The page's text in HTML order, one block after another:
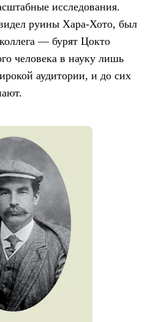
исследования.
руины Хара-Хото, был
— бурят Цокто
человека в науку лишь
аудитории, и до сих